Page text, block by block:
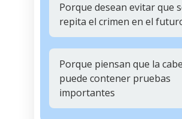
Porque desean evitar que
repita el crimen en el
Porque piensan que la
puede contener pruebas
importantes